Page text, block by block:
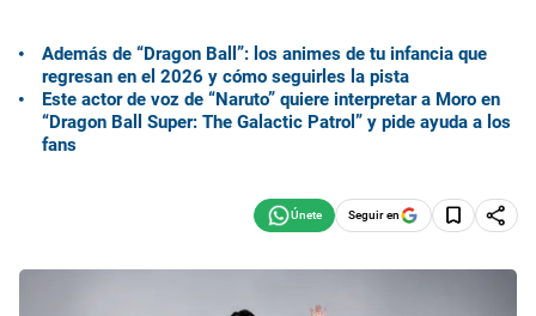
Además de “Dragon Ball”: los animes de tu infancia que
regresan en el 2026 y cómo seguirles la pista
Este actor de voz de “Naruto” quiere interpretar a Moro en
“Dragon Ball Super: The Galactic Patrol” y pide ayuda a los
fans
Seguir en